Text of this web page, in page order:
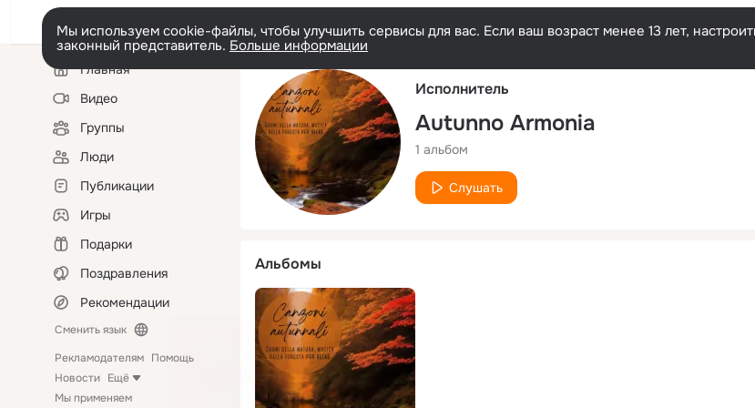
Мы используем cookie-файлы, чтобы улучшить сервисы для вас. Если ваш возраст менее 13 лет,
законный представитель. Больше информации
Левая
колонкаГлавная
Видео
Группы
Люди
Публикации
Игры
Подарки
Поздравления
Рекомендации
Сменить язык
Рекламодателям Помощь
Новости Ещё
Мы применяем
Исполнитель
Autunno Armonia
1 альбом
Слушать
Альбомы